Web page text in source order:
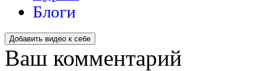
Добавить видео к себе
Ваш комментарий